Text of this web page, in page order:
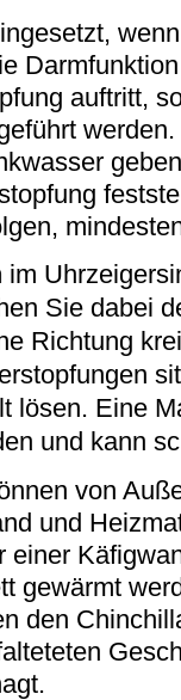
auftritt,
im
Sie dabei
Richtung
lösen. Eine
und kann
von
und
einer
gewärmt
den